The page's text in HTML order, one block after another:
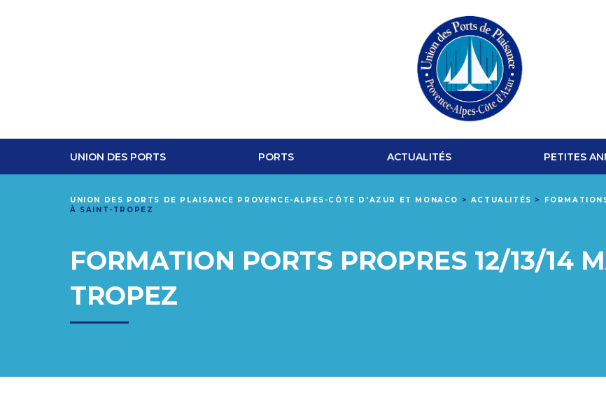
UNION
PORTS
UNION DES PORTS PORTS ACTUALITÉS PETITES
UNION DES PORTS DE PLAISANCE PROVENCE-ALPES-CÔTE D'AZUR ET MONACO > ACTUALITÉS >
À SAINT-TROPEZ
FORMATION PORTS PROPRES 12/13/14
TROPEZ